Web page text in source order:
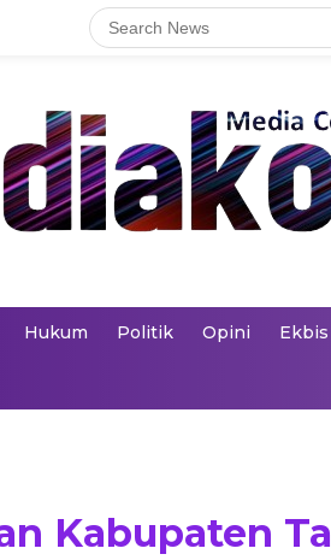
Hukum Politik Opini Ekbis
Kabupaten